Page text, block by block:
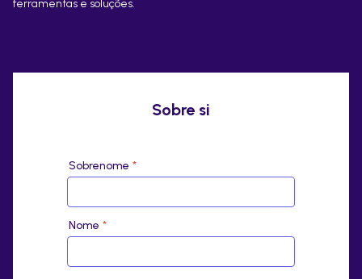
ferramentas e soluções.
Sobre si
Sobrenome *
Nome *